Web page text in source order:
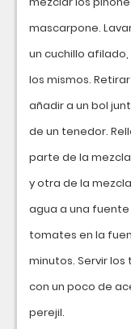
mascarpone.
un cuchillo
los mismos.
añadir a un bol
de un tenedor.
parte de la
y otra de la
agua a una
tomates en la
minutos. Servir
con un poco de
perejil.